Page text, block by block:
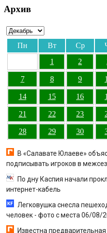
Архив
Пн Вт Ср
1
2
7 8 9
14 15 16
21 22 23
28 29 30
В «Салавате Юлаеве»
подписывать игроков в
По дну Каспия начали
интернет-кабель
Легковушка снесла
человек - фото с места 06/08/
Известна